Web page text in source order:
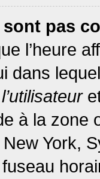
pas
l’heure
dans
à la
York,